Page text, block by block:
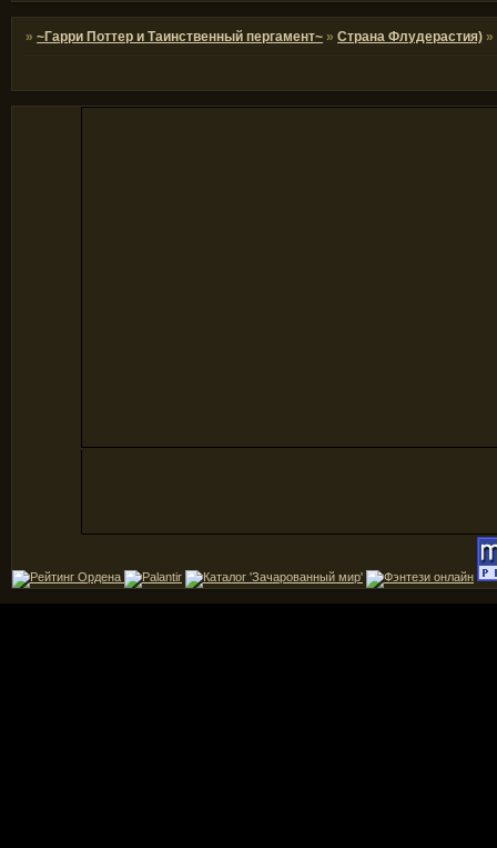
»~Гарри Поттер и Таинственный пергамент~ »Страна Флудерастия) »